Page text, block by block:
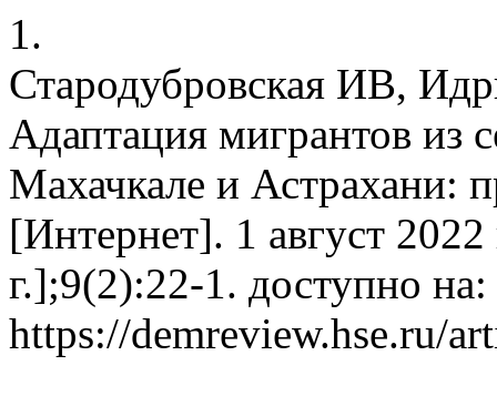
1.
Стародубровская ИВ,
Адаптация мигрантов из
Махачкале и Астрахани:
[Интернет]. 1 август
г.];9(2):22-1. доступно на:
https://demreview.hse.ru/